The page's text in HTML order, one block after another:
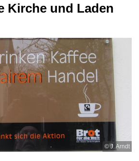
Kirche und Laden
© J. Arndt